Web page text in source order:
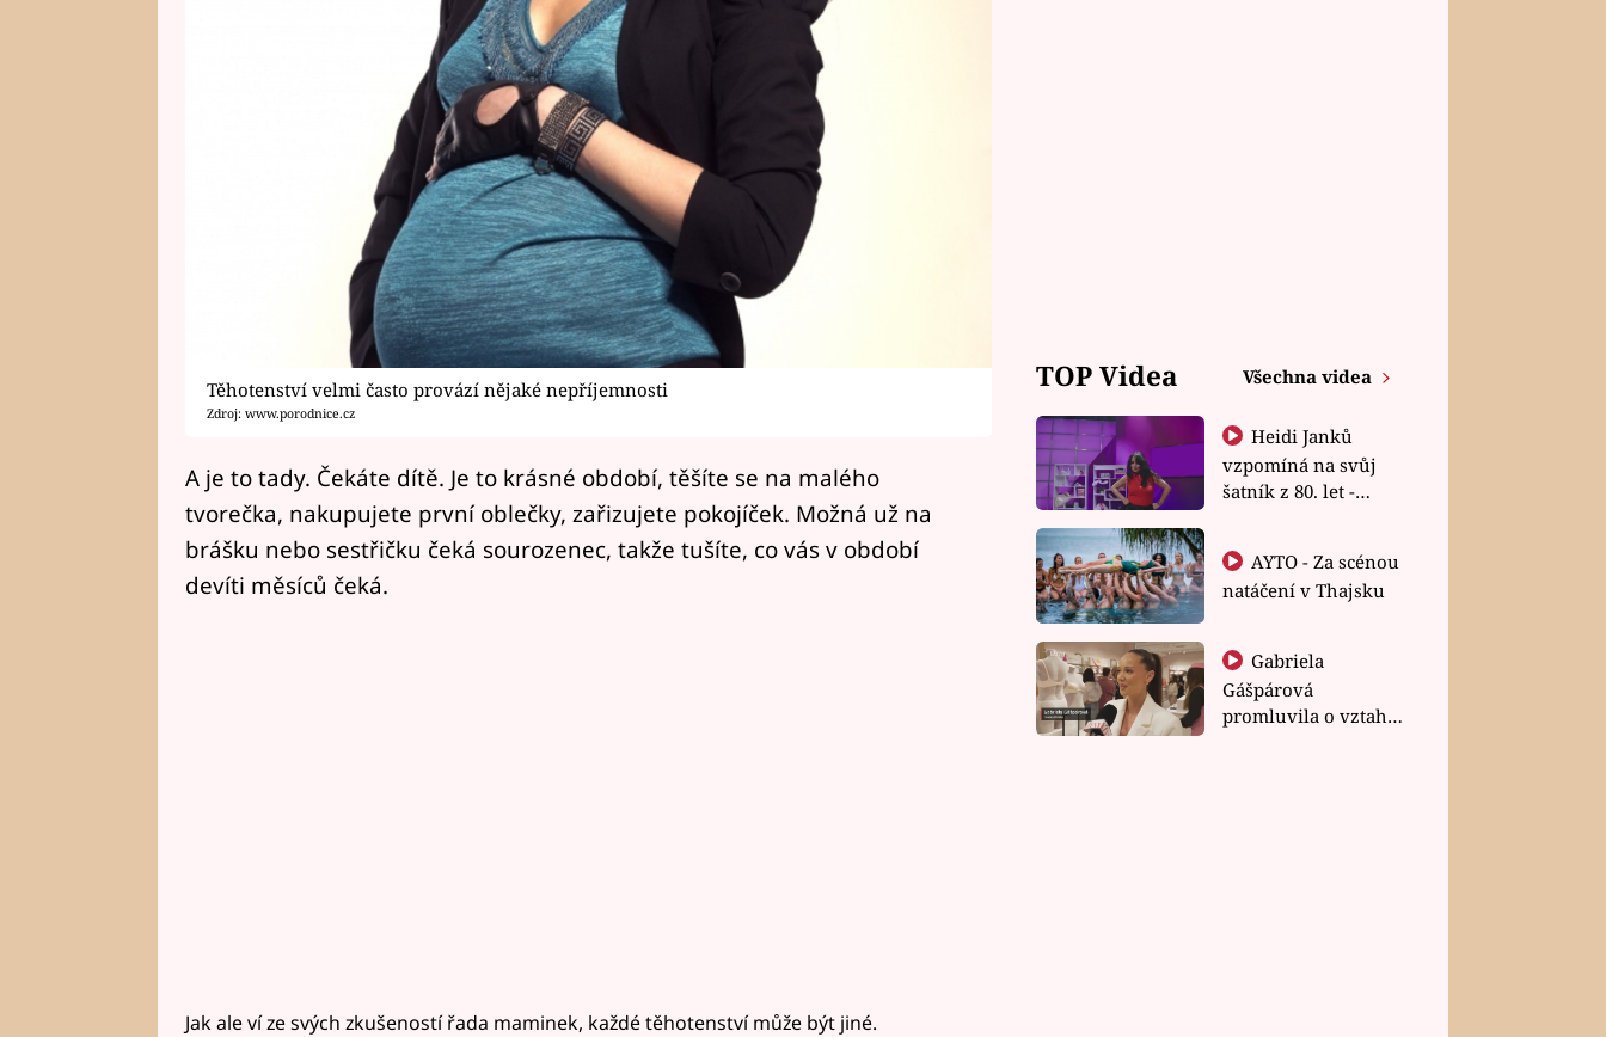
Těhotenství velmi často provází nějaké nepříjemnosti
Zdroj: www.porodnice.cz
A je to tady. Čekáte dítě. Je to krásné období, těšíte se na malého
tvorečka, nakupujete první oblečky, zařizujete pokojíček. Možná už na
brášku nebo sestřičku čeká sourozenec, takže tušíte, co vás v období
devíti měsíců čeká.
Jak ale ví ze svých zkušeností řada maminek, každé těhotenství může být jiné.
TOP Videa Všechna videa
Heidi Janků
vzpomíná na svůj
šatník z 80. let -
natáčení v Thajsku
Gabriela
Gášpárová
promluvila o vztahu